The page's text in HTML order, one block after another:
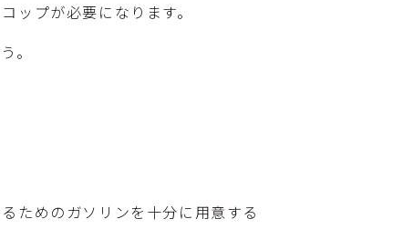
ップが必要になります。
。
ためのガソリンを十分に用意する